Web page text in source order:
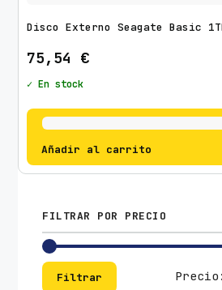
Disco Externo Seagate Basic
75,54 €
✓ En stock
Añadir al carrito
FILTRAR POR PRECIO
Filtrar